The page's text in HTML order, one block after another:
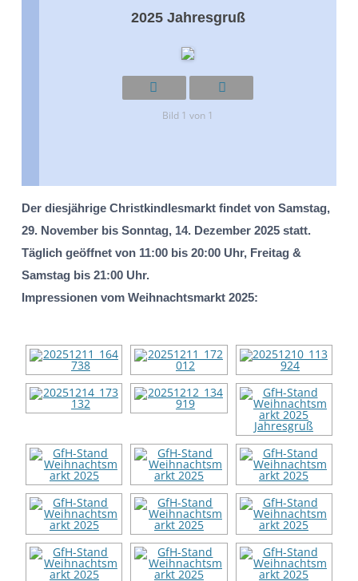
2025 Jahresgruß
Bild 1 von 1
Der diesjährige Christkindlesmarkt findet von Samstag,
29. November bis Sonntag, 14. Dezember 2025 statt.
Täglich geöffnet von 11:00 bis 20:00 Uhr, Freitag &
Samstag bis 21:00 Uhr.
Impressionen vom Weihnachtsmarkt 2025: